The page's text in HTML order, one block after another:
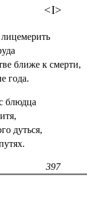
<I>
ближе к смерти,
года.
блюдца
дуться,
397